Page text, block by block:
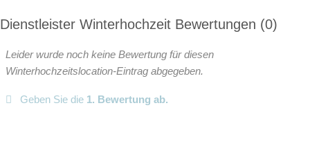
Dienstleister Winterhochzeit Bewertungen 0
Leider wurde noch keine Bewertung für diesen
Winterhochzeitslocation-Eintrag abgegeben.
Geben Sie die 1. Bewertung ab.